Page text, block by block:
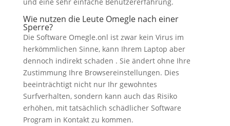
Wie nutzen die Leute Omegle nach einer
Sperre?
Die Software Omegle.onl ist zwar kein Virus im
herkömmlichen Sinne, kann Ihrem Laptop aber
dennoch indirekt schaden . Sie ändert ohne Ihre
Zustimmung Ihre Browsereinstellungen. Dies
beeinträchtigt nicht nur Ihr gewohntes
Surfverhalten, sondern kann auch das Risiko
erhöhen, mit tatsächlich schädlicher Software
Program in Kontakt zu kommen.